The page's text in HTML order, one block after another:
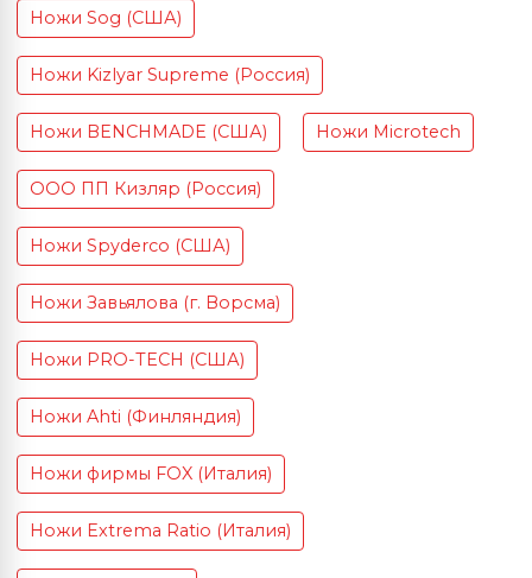
Ножи Sog (США)
Ножи Kizlyar Supreme (Россия)
Ножи BENCHMADE (США) Ножи Microtech
ООО ПП Кизляр (Россия)
Ножи Spyderco (США)
Ножи Завьялова (г. Ворсма)
Ножи PRO-TECH (США)
Ножи Ahti (Финляндия)
Ножи фирмы FOX (Италия)
Ножи Extrema Ratio (Италия)